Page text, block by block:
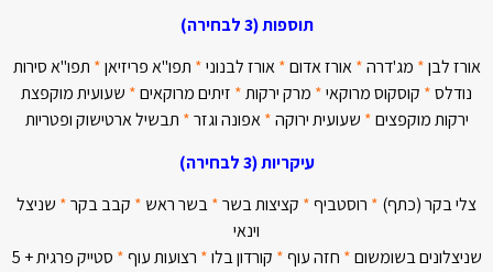
תוספות (3 לבחירה)
אורז לבן* מג'דרה*אורז אדום*אורז לבנוני* תפו"א פריזיאן* תפו"א סירות
נודלס* קוסקוס מרוקאי* מרק ירקות* זיתים מרוקאים* שעועית מוקפצת
ירקות מוקפצים* שעועית ירוקה*אפונה וגזר* תבשיל ארטישוק ופטריות
עיקריות (3 לבחירה)
צלי בקר (כתף) * רוסטביף* קציצות בשר*בשר ראש * קבב בקר* שניצל
וינאי
שניצלונים בשומשום* חזה עוף* קורדון בלו* רצועות עוף*
סטייק פרגית + 5